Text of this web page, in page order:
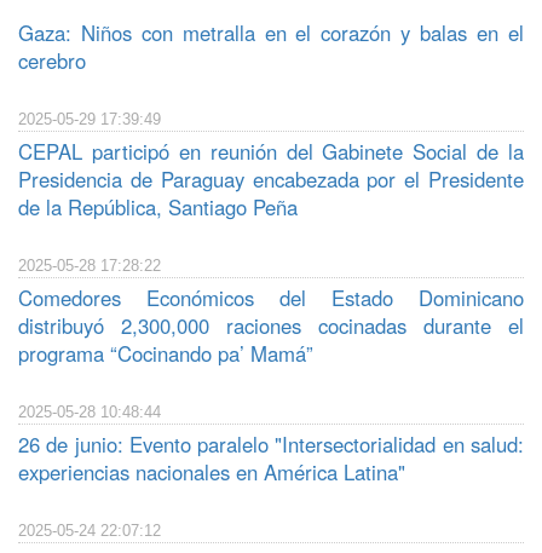
Gaza: Niños con metralla en el corazón y balas en el
cerebro
2025-05-29 17:39:49
CEPAL participó en reunión del Gabinete Social de la
Presidencia de Paraguay encabezada por el Presidente
de la República, Santiago Peña
2025-05-28 17:28:22
Comedores Económicos del Estado Dominicano
distribuyó 2,300,000 raciones cocinadas durante el
programa “Cocinando pa’ Mamá”
2025-05-28 10:48:44
26 de junio: Evento paralelo "Intersectorialidad en salud:
experiencias nacionales en América Latina"
2025-05-24 22:07:12